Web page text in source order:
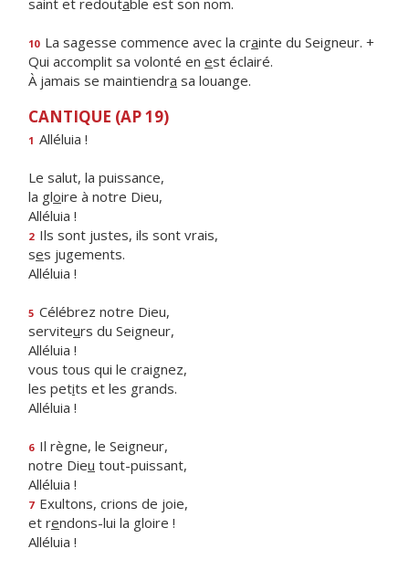
saint et redoutable est son nom.
10 La sagesse commence avec la crainte du Seigneur. +
Qui accomplit sa volonté en est éclairé.
À jamais se maintiendra sa louange.
CANTIQUE (AP 19)
1 Alléluia !
Le salut, la puissance,
la gloire à notre Dieu,
Alléluia !
2 Ils sont justes, ils sont vrais,
ses jugements.
Alléluia !
5 Célébrez notre Dieu,
serviteurs du Seigneur,
Alléluia !
vous tous qui le craignez,
les petits et les grands.
Alléluia !
6 Il règne, le Seigneur,
notre Dieu tout-puissant,
Alléluia !
7 Exultons, crions de joie,
et rendons-lui la gloire !
Alléluia !